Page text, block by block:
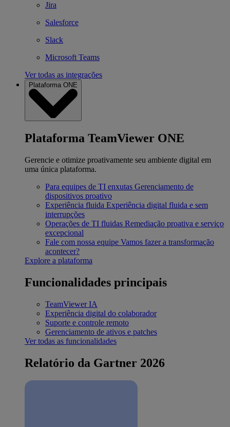
Jira
Salesforce
Slack
Microsoft Teams
Ver todas as integrações
Plataforma ONE
Plataforma TeamViewer ONE
Gerencie e otimize proativamente seu ambiente digital em
uma única plataforma.
Para equipes de TI enxutas Gerenciamento de
dispositivos proativo
Experiência fluida Experiência digital fluida e sem
interrupções
Operações de TI fluidas Remediação proativa e serviço
excepcional
Fale com nossa equipe Vamos fazer a transformação
acontecer?
Explore a plataforma
Funcionalidades principais
TeamViewer IA
Experiência digital do colaborador
Suporte e controle remoto
Gerenciamento de ativos e patches
Ver todas as funcionalidades
Relatório da Gartner 2026